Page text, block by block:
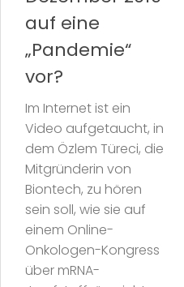
auf eine
„Pandemie“
vor?
Im Internet ist ein
Video aufgetaucht, in
dem Özlem Türeci, die
Mitgründerin von
Biontech, zu hören
sein soll, wie sie auf
einem Online-
Onkologen-Kongress
über mRNA-